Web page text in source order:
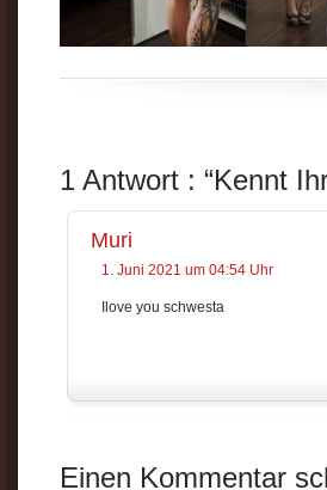
1 Antwort : “Kennt
Muri
1. Juni 2021 um 04:54 Uhr
Ilove you schwesta
Einen Kommentar